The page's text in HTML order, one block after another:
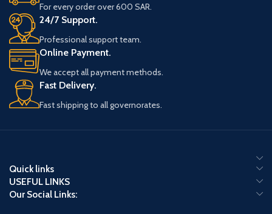
For every order over 600 SAR.
24/7 Support.
Professional support team.
Online Payment.
We accept all payment methods.
Fast Delivery.
Fast shipping to all governorates.
Quick links
USEFUL LINKS
Our Social Links: